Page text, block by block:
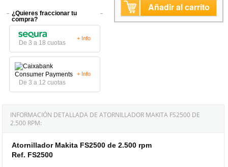
¿Quieres fraccionar tu
compra?
De 3 a 18 cuotas
+ Info
De 3 a 12 cuotas
+ Info
Añadir al carrito
INFORMACIÓN DETALLADA DE ATORNILLADOR MAKITA FS2500 DE
2.500 RPM:
Atornillador Makita FS2500 de 2.500 rpm
Ref. FS2500